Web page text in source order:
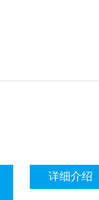
详细介绍